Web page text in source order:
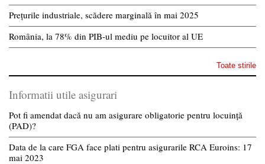
Prețurile industriale, scădere marginală în mai 2025
România, la 78% din PIB-ul mediu pe locuitor al UE
Toate stirile
Informatii utile asigurari
Pot fi amendat dacă nu am asigurare obligatorie pentru locuință
(PAD)?
Data de la care FGA face plati pentru asigurarile RCA Euroins: 17
mai 2023